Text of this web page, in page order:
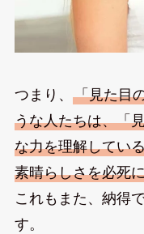
つまり、 「見た目
うな人たちは、「
な力を理解してい
素晴らしさを必死
これもまた、納得
す。